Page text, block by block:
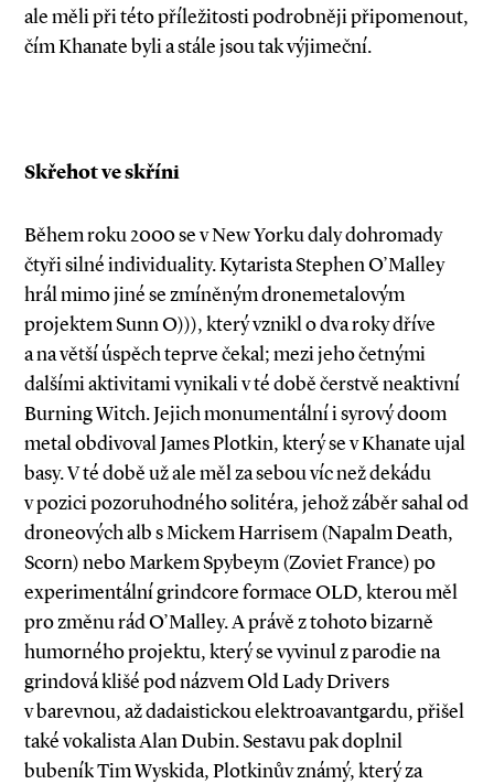
ale měli při této příležitosti podrobněji připomenout,
čím Khanate byli a stále jsou tak výjimeční.
Skřehot ve skříni
Během roku 2000 se v New Yorku daly dohromady
čtyři silné individuality. Kytarista Stephen O’Malley
hrál mimo jiné se zmíněným dronemetalovým
projektem Sunn O))), který vznikl o dva roky dříve
a na větší úspěch teprve čekal; mezi jeho četnými
dalšími aktivitami vynikali v té době čerstvě neaktivní
Burning Witch. Jejich monumentální i syrový doom
metal obdivoval James Plotkin, který se v Khanate ujal
basy. V té době už ale měl za sebou víc než dekádu
v pozici pozoruhodného solitéra, jehož záběr sahal od
droneových alb s Mickem Harrisem (Napalm Death,
Scorn) nebo Markem Spybeym (Zoviet France) po
experimentální grindcore formace OLD, kterou měl
pro změnu rád O’Malley. A právě z tohoto bizarně
humorného projektu, který se vyvinul z parodie na
grindová klišé pod názvem Old Lady Drivers
v barevnou, až dadaistickou elektroavantgardu, přišel
také vokalista Alan Dubin. Sestavu pak doplnil
bubeník Tim Wyskida, Plotkinův známý, který za